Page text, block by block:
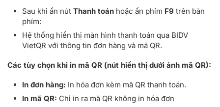
Sau khi ấn nút Thanh toán hoặc ấn phím F9 trên bàn
phím:
Hệ thống hiển thị màn hình thanh toán qua BIDV
VietQR với thông tin đơn hàng và mã QR.
Các tùy chọn khi in mã QR (nút hiển thị dưới ảnh mã QR):
In đơn hàng: In hóa đơn kèm mã QR thanh toán.
In mã QR: Chỉ in ra mã QR không in hóa đơn